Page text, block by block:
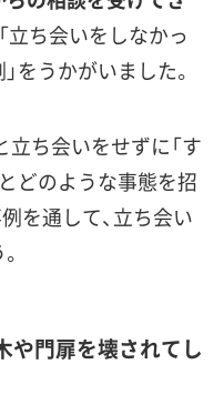
立ち会いをしなかっ
をうかがいました。
立ち会いをせずに「す
どのような事態を招
を通して、立ち会い
や門扉を壊されてし